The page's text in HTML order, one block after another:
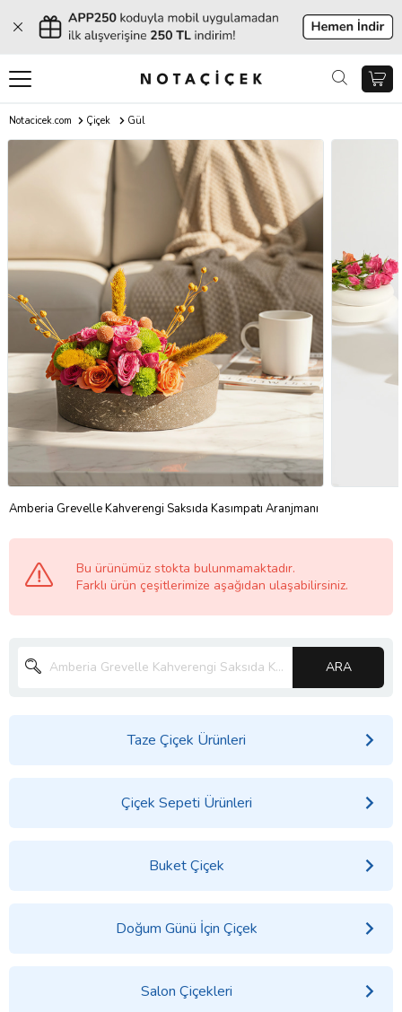
Notacicek.com Çiçek Gül
Amberia Grevelle Kahverengi Saksıda Kasımpatı Aranjmanı
Bu ürünümüz stokta bulunmamaktadır.
Farklı ürün çeşitlerimize aşağıdan ulaşabilirsiniz.
ARA
Taze Çiçek Ürünleri
Çiçek Sepeti Ürünleri
Buket Çiçek
Doğum Günü İçin Çiçek
Salon Çiçekleri